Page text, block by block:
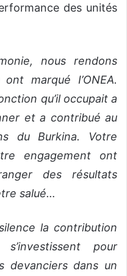
des unités
nous rendons
marqué I’ONEA.
qu’il occupait a
et a contribué au
du Burkina. Votre
engagement ont
des résultats
salué…
la contribution
pour
devanciers dans un